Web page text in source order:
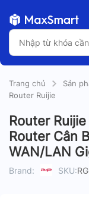
Trang chủ Sản
Router Ruijie
Router
Router Cân
WAN/LAN
Brand: SKU: